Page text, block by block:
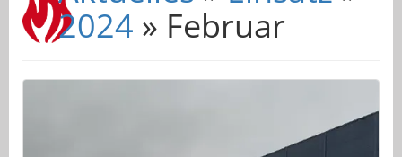
2024 » Februar